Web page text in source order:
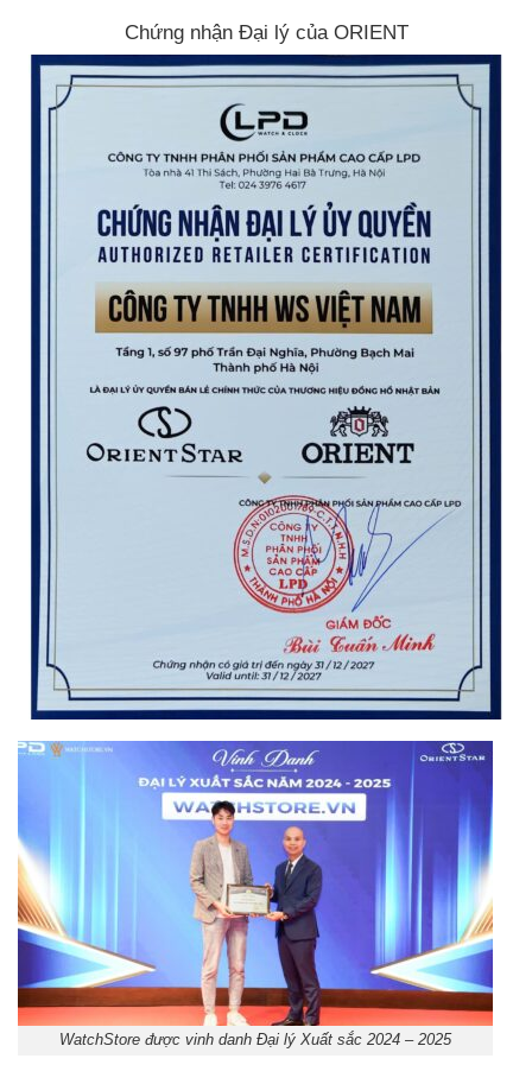
Chứng nhận Đại lý của ORIENT
WatchStore được vinh danh Đại lý Xuất sắc 2024 – 2025